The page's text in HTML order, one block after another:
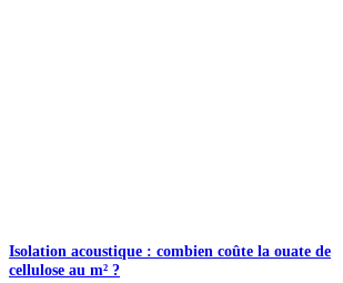
Isolation acoustique : combien coûte la ouate de
cellulose au m² ?